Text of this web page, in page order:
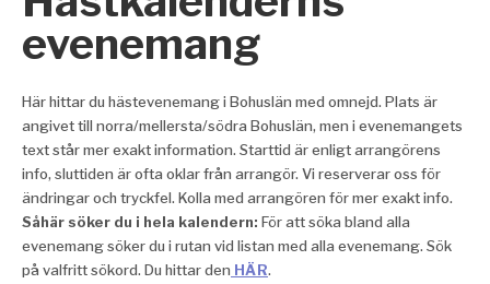
evenemang
Här hittar du hästevenemang i Bohuslän med omnejd. Plats är
angivet till norra/mellersta/södra Bohuslän, men i evenemangets
text står mer exakt information. Starttid är enligt arrangörens
info, sluttiden är ofta oklar från arrangör. Vi reserverar oss för
ändringar och tryckfel. Kolla med arrangören för mer exakt info.
Såhär söker du i hela kalendern: För att söka bland alla
evenemang söker du i rutan vid listan med alla evenemang. Sök
på valfritt sökord. Du hittar den HÄR.